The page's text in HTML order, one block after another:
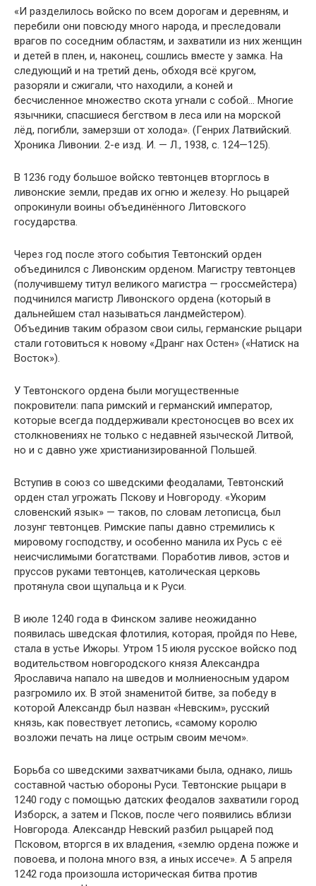
«И разделилось войско по всем дорогам и деревням, и
перебили они повсюду много народа, и преследовали
врагов по соседним областям, и захватили из них женщин
и детей в плен, и, наконец, сошлись вместе у замка. На
следующий и на третий день, обходя всё кругом,
разоряли и сжигали, что находили, а коней и
бесчисленное множество скота угнали с собой… Многие
язычники, спасшиеся бегством в леса или на морской
лёд, погибли, замерзши от холода». (Генрих Латвийский.
Хроника Ливонии. 2-е изд. И. — Л., 1938, с. 124—125).
В 1236 году большое войско тевтонцев вторглось в
ливонские земли, предав их огню и железу. Но рыцарей
опрокинули воины объединённого Литовского
государства.
Через год после этого события Тевтонский орден
объединился с Ливонским орденом. Магистру тевтонцев
(получившему титул великого магистра — гроссмейстера)
подчинился магистр Ливонского ордена (который в
дальнейшем стал называться ландмейстером).
Объединив таким образом свои силы, германские рыцари
стали готовиться к новому «Дранг нах Остен» («Натиск на
Восток»).
У Тевтонского ордена были могущественные
покровители: папа римский и германский император,
которые всегда поддерживали крестоносцев во всех их
столкновениях не только с недавней языческой Литвой,
но и с давно уже христианизированной Польшей.
Вступив в союз со шведскими феодалами, Тевтонский
орден стал угрожать Пскову и Новгороду. «Укорим
словенский язык» — таков, по словам летописца, был
лозунг тевтонцев. Римские папы давно стремились к
мировому господству, и особенно манила их Русь с её
неисчислимыми богатствами. Поработив ливов, эстов и
пруссов руками тевтонцев, католическая церковь
протянула свои щупальца и к Руси.
В июле 1240 года в Финском заливе неожиданно
появилась шведская флотилия, которая, пройдя по Неве,
стала в устье Ижоры. Утром 15 июля русское войско под
водительством новгородского князя Александра
Ярославича напало на шведов и молниеносным ударом
разгромило их. В этой знаменитой битве, за победу в
которой Александр был назван «Невским», русский
князь, как повествует летопись, «самому королю
возложи печать на лице острым своим мечом».
Борьба со шведскими захватчиками была, однако, лишь
составной частью обороны Руси. Тевтонские рыцари в
1240 году с помощью датских феодалов захватили город
Изборск, а затем и Псков, после чего появились вблизи
Новгорода. Александр Невский разбил рыцарей под
Псковом, вторгся в их владения, «землю ордена пожже и
повоева, и полона много взя, а иных иссече». А 5 апреля
1242 года произошла историческая битва против